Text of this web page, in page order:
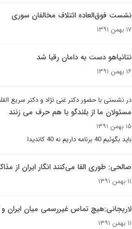
نشست فوق‌العاده ائتلاف مخالفان سوری
۱۷ بهمن ۱۳۹۱
نتانیاهو دست به دامان رقبا شد
۱۶ بهمن ۱۳۹۱
در نشستی با حضور دکتر غنی نژاد و دکتر سریع
مسئولان ما از بلندگو با هم حرف می زنند
۱۵ بهمن ۱۳۹۱
باید بگوئیم 40 برنامه داریم نه 40 کاندیدا
صالحی: طوری القا می‌کنند انگار ایران از
۱۱ بهمن ۱۳۹۱
لاریجانی:هیچ تماس‌ غیررسمی میان ایران
۱۱ بهمن ۱۳۹۱